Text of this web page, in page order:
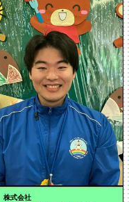
株式会社